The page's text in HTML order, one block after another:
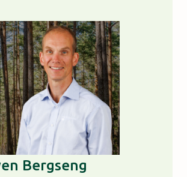
Bergseng